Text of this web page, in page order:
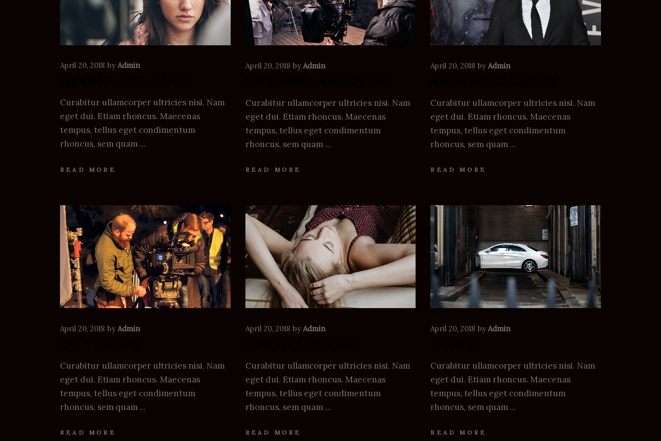
April 20, 2018 by Admin
Curabitur ullamcorper ultricies nisi. Nam
eget dui. Etiam rhoncus. Maecenas
tempus, tellus eget condimentum
rhoncus, sem quam
READ MORE
April 20, 2018 by Admin
Curabitur ullamcorper ultricies nisi. Nam
eget dui. Etiam rhoncus. Maecenas
tempus, tellus eget condimentum
rhoncus, sem quam
READ MORE
April 20, 2018 byAdmin
Curabitur ullamcorper ultricies nisi. Nam
eget dui. Etiam rhoncus. Maecenas
tempus, tellus eget condimentum
rhoncus, sem quam
READ MORE
April 20, 2018 by Admin
Curabitur ullamcorper ultricies nisi. Nam
eget dui. Etiam rhoncus. Maecenas
tempus, tellus eget condimentum
rhoncus, sem quam
READ MORE
April 20, 2018 by Admin
Curabitur ullamcorper ultricies nisi. Nam
eget dui. Etiam rhoncus. Maecenas
tempus, tellus eget condimentum
rhoncus, sem quam
READ MORE
April 20, 2018 byAdmin
Curabitur ullamcorper ultricies nisi. Nam
eget dui. Etiam rhoncus. Maecenas
tempus, tellus eget condimentum
rhoncus, sem quam
READ MORE